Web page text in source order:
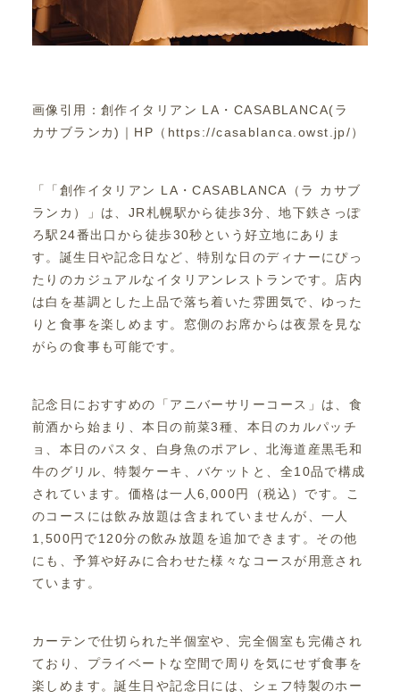
画像引用：創作イタリアン LA・CASABLANCA(ラ
カサブランカ)｜HP（https://casablanca.owst.jp/）
「「創作イタリアン LA・CASABLANCA（ラ カサブ
ランカ）」は、JR札幌駅から徒歩3分、地下鉄さっぽ
ろ駅24番出口から徒歩30秒という好立地にありま
す。誕生日や記念日など、特別な日のディナーにぴっ
たりのカジュアルなイタリアンレストランです。店内
は白を基調とした上品で落ち着いた雰囲気で、ゆった
りと食事を楽しめます。窓側のお席からは夜景を見な
がらの食事も可能です。
記念日におすすめの「アニバーサリーコース」は、食
前酒から始まり、本日の前菜3種、本日のカルパッチ
ョ、本日のパスタ、白身魚のポアレ、北海道産黒毛和
牛のグリル、特製ケーキ、バケットと、全10品で構成
されています。価格は一人6,000円（税込）です。こ
のコースには飲み放題は含まれていませんが、一人
1,500円で120分の飲み放題を追加できます。その他
にも、予算や好みに合わせた様々なコースが用意され
ています。
カーテンで仕切られた半個室や、完全個室も完備され
ており、プライベートな空間で周りを気にせず食事を
楽しめます。誕生日や記念日には、シェフ特製のホー